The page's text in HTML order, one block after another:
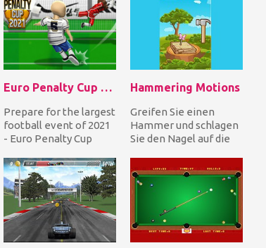
Euro Penalty Cup 2021
Prepare for the largest
football event of 2021
- Euro Penalty Cup
in the best...
Hammering Motions
Greifen Sie einen
Hammer und schlagen
Sie den Nagel auf die
aber vermeiden Sie...